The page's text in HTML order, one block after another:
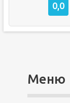
0,0
Меню